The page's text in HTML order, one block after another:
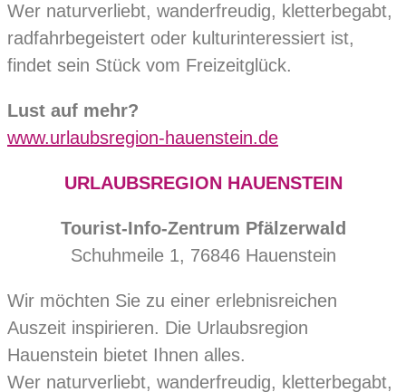
Wer naturverliebt, wanderfreudig, kletterbegabt,
radfahrbegeistert oder kulturinteressiert ist,
findet sein Stück vom Freizeitglück.
Lust auf mehr?
www.urlaubsregion-hauenstein.de
URLAUBSREGION HAUENSTEIN
Tourist-Info-Zentrum Pfälzerwald
Schuhmeile 1, 76846 Hauenstein
Wir möchten Sie zu einer erlebnisreichen
Auszeit inspirieren. Die Urlaubsregion
Hauenstein bietet Ihnen alles.
Wer naturverliebt, wanderfreudig, kletterbegabt,